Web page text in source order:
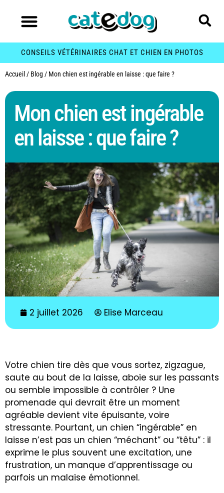
CONSEILS VÉTÉRINAIRES CHAT ET CHIEN EN PHOTOS
Accueil / Blog / Mon chien est ingérable en laisse : que faire ?
Mon chien est ingérable
en laisse : que faire ?
2 juillet 2026 Elise Marceau
Votre chien tire dès que vous sortez, zigzague,
saute au bout de la laisse, aboie sur les passants
ou semble impossible à contrôler ? Une
promenade qui devrait être un moment
agréable devient vite épuisante, voire
stressante. Pourtant, un chien “ingérable” en
laisse n’est pas un chien “méchant” ou “têtu” : il
exprime le plus souvent une excitation, une
frustration, un manque d’apprentissage ou
parfois un malaise émotionnel.